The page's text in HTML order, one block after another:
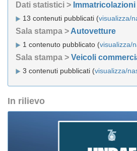
Dati statistici > Immatricolazioni
13 contenuti pubblicati (visualizza/
Sala stampa > Autovetture
1 contenuto pubblicato (visualizza/
Sala stampa > Veicoli
3 contenuti pubblicati (visualizza/
In rilievo